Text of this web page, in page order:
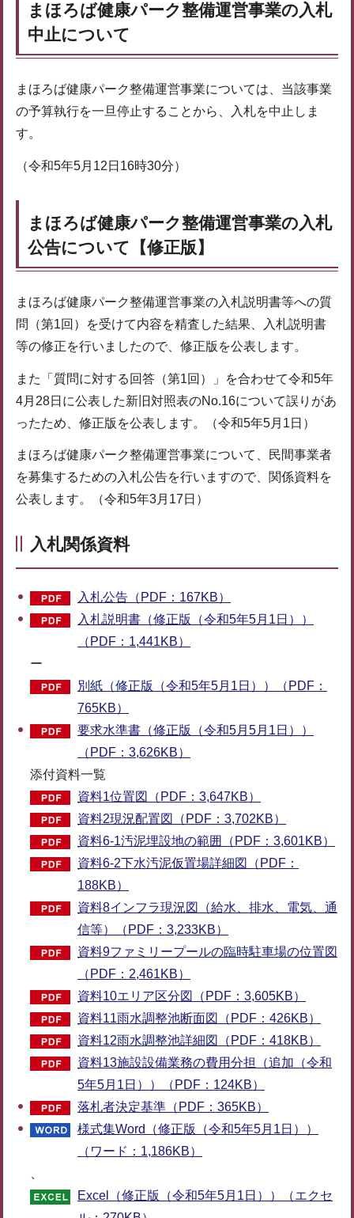
まほろば健康パーク整備運営事業の入札
中止について
まほろば健康パーク整備運営事業については、当該事業
の予算執行を一旦停止することから、入札を中止しま
す。
（令和5年5月12日16時30分）
まほろば健康パーク整備運営事業の入札
公告について【修正版】
まほろば健康パーク整備運営事業の入札説明書等への質
問（第1回）を受けて内容を精査した結果、入札説明書
等の修正を行いましたので、修正版を公表します。
また「質問に対する回答（第1回）」を合わせて令和5年
4月28日に公表した新旧対照表のNo.16について誤りがあ
ったため、修正版を公表します。（令和5年5月1日）
まほろば健康パーク整備運営事業について、民間事業者
を募集するための入札公告を行いますので、関係資料を
公表します。（令和5年3月17日）
入札関係資料
入札公告（PDF：167KB）
入札説明書（修正版（令和5年5月1日））
（PDF：1,441KB）
ー
別紙（修正版（令和5年5月1日））（PDF：
765KB）
要求水準書（修正版（令和5月5月1日））
（PDF：3,626KB）
添付資料一覧
資料1位置図（PDF：3,647KB）
資料2現況配置図（PDF：3,702KB）
資料6-1汚泥埋設地の範囲（PDF：3,601KB）
資料6-2下水汚泥仮置場詳細図（PDF：
188KB）
資料8インフラ現況図（給水、排水、電気、通
信等）（PDF：3,233KB）
資料9ファミリープールの臨時駐車場の位置図
（PDF：2,461KB）
資料10エリア区分図（PDF：3,605KB）
資料11雨水調整池断面図（PDF：426KB）
資料12雨水調整池詳細図（PDF：418KB）
資料13施設設備業務の費用分担（追加（令和
5年5月1日））（PDF：124KB）
落札者決定基準（PDF：365KB）
様式集Word（修正版（令和5年5月1日））
（ワード：1,186KB）
Excel（修正版（令和5年5月1日））（エクセ